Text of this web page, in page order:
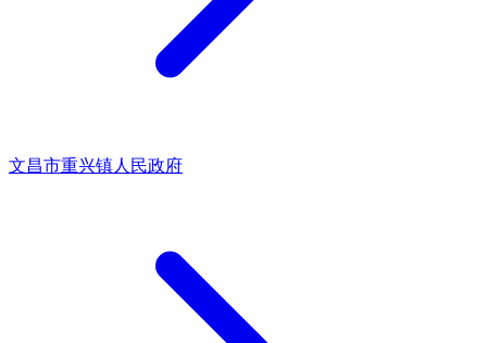
文昌市重兴镇人民政府